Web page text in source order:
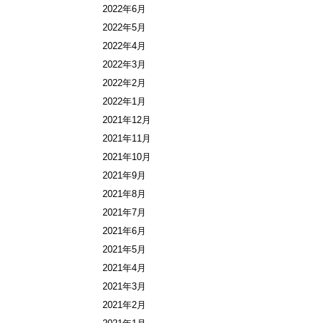
2022年6月
2022年5月
2022年4月
2022年3月
2022年2月
2022年1月
2021年12月
2021年11月
2021年10月
2021年9月
2021年8月
2021年7月
2021年6月
2021年5月
2021年4月
2021年3月
2021年2月